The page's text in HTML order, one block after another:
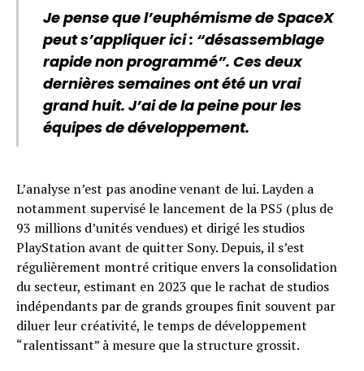
Je pense que l’euphémisme de SpaceX
peut s’appliquer ici : “désassemblage
rapide non programmé”. Ces deux
dernières semaines ont été un vrai
grand huit. J’ai de la peine pour les
équipes de développement.
L’analyse n’est pas anodine venant de lui. Layden a
notamment supervisé le lancement de la PS5 (plus de
93 millions d’unités vendues) et dirigé les studios
PlayStation avant de quitter Sony. Depuis, il s’est
régulièrement montré critique envers la consolidation
du secteur, estimant en 2023 que le rachat de studios
indépendants par de grands groupes finit souvent par
diluer leur créativité, le temps de développement
“ralentissant” à mesure que la structure grossit.